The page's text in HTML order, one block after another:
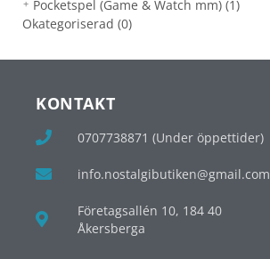
Pocketspel (Game & Watch mm)(1)
Okategoriserad (0)
KONTAKT
0707738871 (Under öppettider)
info.nostalgibutiken@gmail.com
Företagsallén 10, 184 40
Åkersberga